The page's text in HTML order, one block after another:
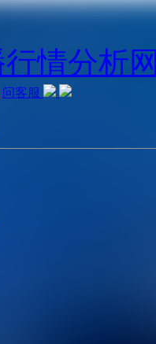
问客服